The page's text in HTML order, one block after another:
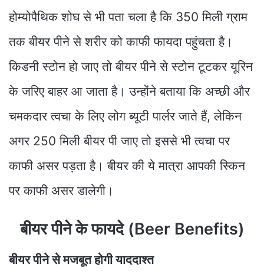
होम्योपैथिक शोघ से भी पता चला है कि 350 मिली ग्राम
तक बीयर पीने से शरीर को काफी फायदा पहुंचता है।
किडनी स्टोन हो जाए तो बीयर पीने से स्टोन टूटकर यूरिन
के जरिए बाहर आ जाता है। उन्होंने बताया कि अच्छी और
चमकदार त्वचा के लिए लोग ब्यूटी पार्लर जाते हैं, लेकिन
अगर 250 मिली बीयर पी जाए तो इससे भी त्वचा पर
काफी असर पड़ता है। बीयर की ये मात्रा आपकी स्किन
पर काफी असर डालेगी।
बीयर पीने के फायदे (Beer Benefits)
बीयर पीने से मजबूत होगी याददाश्त